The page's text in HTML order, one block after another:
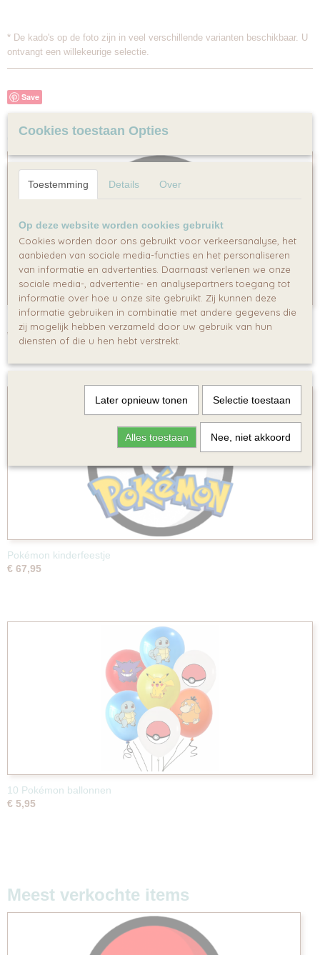
* De kado's op de foto zijn in veel verschillende varianten beschikbaar. U
ontvangt een willekeurige selectie.
Save
Ook interessant
Pokémon Speurtocht
€ 64,95
Pokémon kinderfeestje
€ 67,95
10 Pokémon ballonnen
€ 5,95
Meest verkochte items
Cookies toestaan Opties
Toestemming Details Over
Op deze website worden cookies gebruikt
Cookies worden door ons gebruikt voor verkeersanalyse, het
aanbieden van sociale media-functies en het personaliseren
van informatie en advertenties. Daarnaast verlenen we onze
sociale media-, advertentie- en analysepartners toegang tot
informatie over hoe u onze site gebruikt. Zij kunnen deze
informatie gebruiken in combinatie met andere gegevens die
zij mogelijk hebben verzameld door uw gebruik van hun
diensten of die u hen hebt verstrekt.
Later opnieuw tonen Selectie toestaan
Alles toestaan Nee, niet akkoord